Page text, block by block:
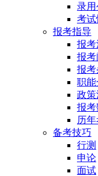
录
考
报考指导
报考
报
报
职能
政
报
历
备考技巧
行测
申论
面试